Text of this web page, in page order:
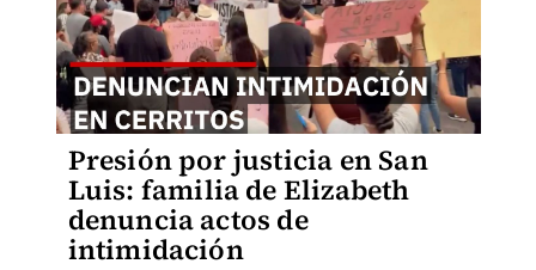
Presión por justicia en San
Luis: familia de Elizabeth
denuncia actos de
intimidación